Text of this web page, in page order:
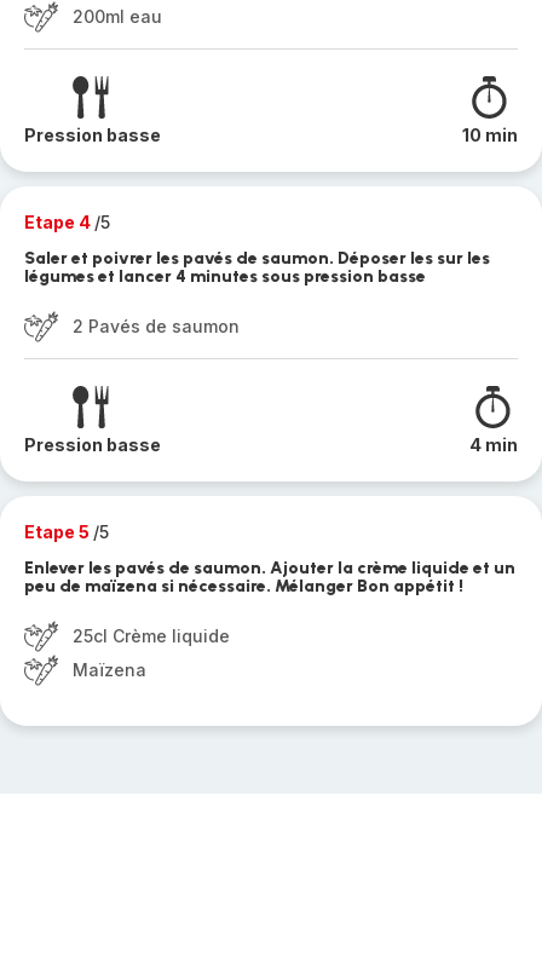
200ml eau
Pression basse 10 min
Etape 4 /5
Saler et poivrer les pavés de saumon. Déposer les sur les
légumes et lancer 4 minutes sous pression basse
2 Pavés de saumon
Pression basse 4 min
Etape 5 /5
Enlever les pavés de saumon. Ajouter la crème liquide et un
peu de maïzena si nécessaire. Mélanger Bon appétit !
25cl Crème liquide
Maïzena